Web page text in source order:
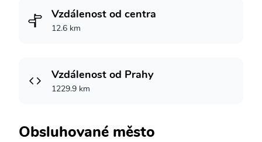
Vzdálenost od centra
12.6 km
Vzdálenost od Prahy
1229.9 km
Obsluhované město